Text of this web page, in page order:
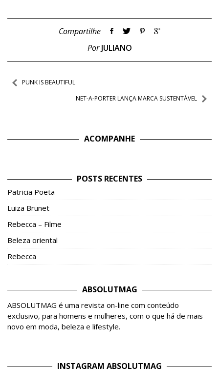
Compartilhe
PorJULIANO
Navegação
PUNK IS BEAUTIFUL
NET-A-PORTER LANÇA MARCA SUSTENTÁVEL
ACOMPANHE
POSTS RECENTES
Patricia Poeta
Luiza Brunet
Rebecca – Filme
Beleza oriental
Rebecca
ABSOLUTMAG
ABSOLUTMAG é uma revista on-line com conteúdo
exclusivo, para homens e mulheres, com o que há de mais
novo em moda, beleza e lifestyle.
INSTAGRAM ABSOLUTMAG